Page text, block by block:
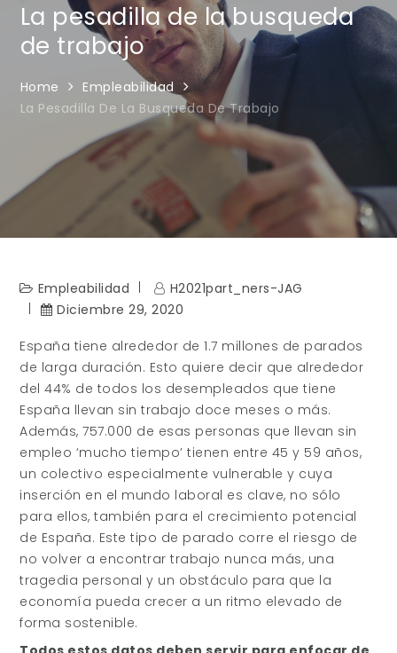
La pesadilla de la busqueda
de trabajo
Home
Empleabilidad
La Pesadilla De La Busqueda De Trabajo
Empleabilidad
H2021part_ners-JAG
Diciembre 29, 2020
España tiene alrededor de 1.7 millones de parados
de larga duración. Esto quiere decir que alrededor
del 44% de todos los desempleados que tiene
España llevan sin trabajo doce meses o más.
Además, 757.000 de esas personas que llevan sin
empleo ‘mucho tiempo’ tienen entre 45 y 59 años,
un colectivo especialmente vulnerable y cuya
inserción en el mundo laboral es clave, no sólo
para ellos, también para el crecimiento potencial
de España. Este tipo de parado corre el riesgo de
no volver a encontrar trabajo nunca más, una
tragedia personal y un obstáculo para que la
economía pueda crecer a un ritmo elevado de
forma sostenible.